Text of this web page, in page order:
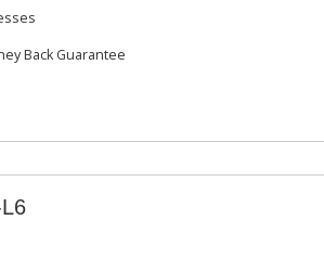
Back Guarantee